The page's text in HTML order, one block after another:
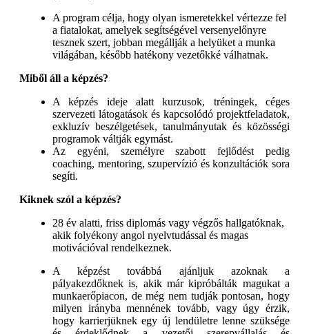
A program célja, hogy olyan ismeretekkel vértezze fel
a fiatalokat, amelyek segítségével versenyelőnyre
tesznek szert, jobban megállják a helyüket a munka
világában, később hatékony vezetőkké válhatnak.
Miből áll a képzés?
A képzés ideje alatt kurzusok, tréningek, céges
szervezeti látogatások és kapcsolódó projektfeladatok,
exkluzív beszélgetések, tanulmányutak és közösségi
programok váltják egymást.
Az egyéni, személyre szabott fejlődést pedig
coaching, mentoring, szupervízió és konzultációk sora
segíti.
Kiknek szól a képzés?
28 év alatti, friss diplomás vagy végzős hallgatóknak,
akik folyékony angol nyelvtudással és magas
motivációval rendelkeznek.
A képzést továbbá ajánljuk azoknak a
pályakezdőknek is, akik már kipróbálták magukat a
munkaerőpiacon, de még nem tudják pontosan, hogy
milyen irányba mennének tovább, vagy úgy érzik,
hogy karrierjüknek egy új lendületre lenne szüksége